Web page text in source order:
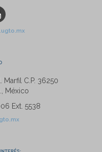
Marfil C.P. 36250
México
Ext. 5538